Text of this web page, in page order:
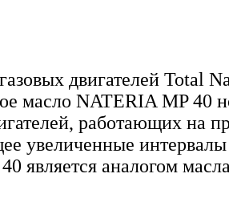
двигателей Total
масло NATERIA MP 40
работающих на
увеличенные
является аналогом